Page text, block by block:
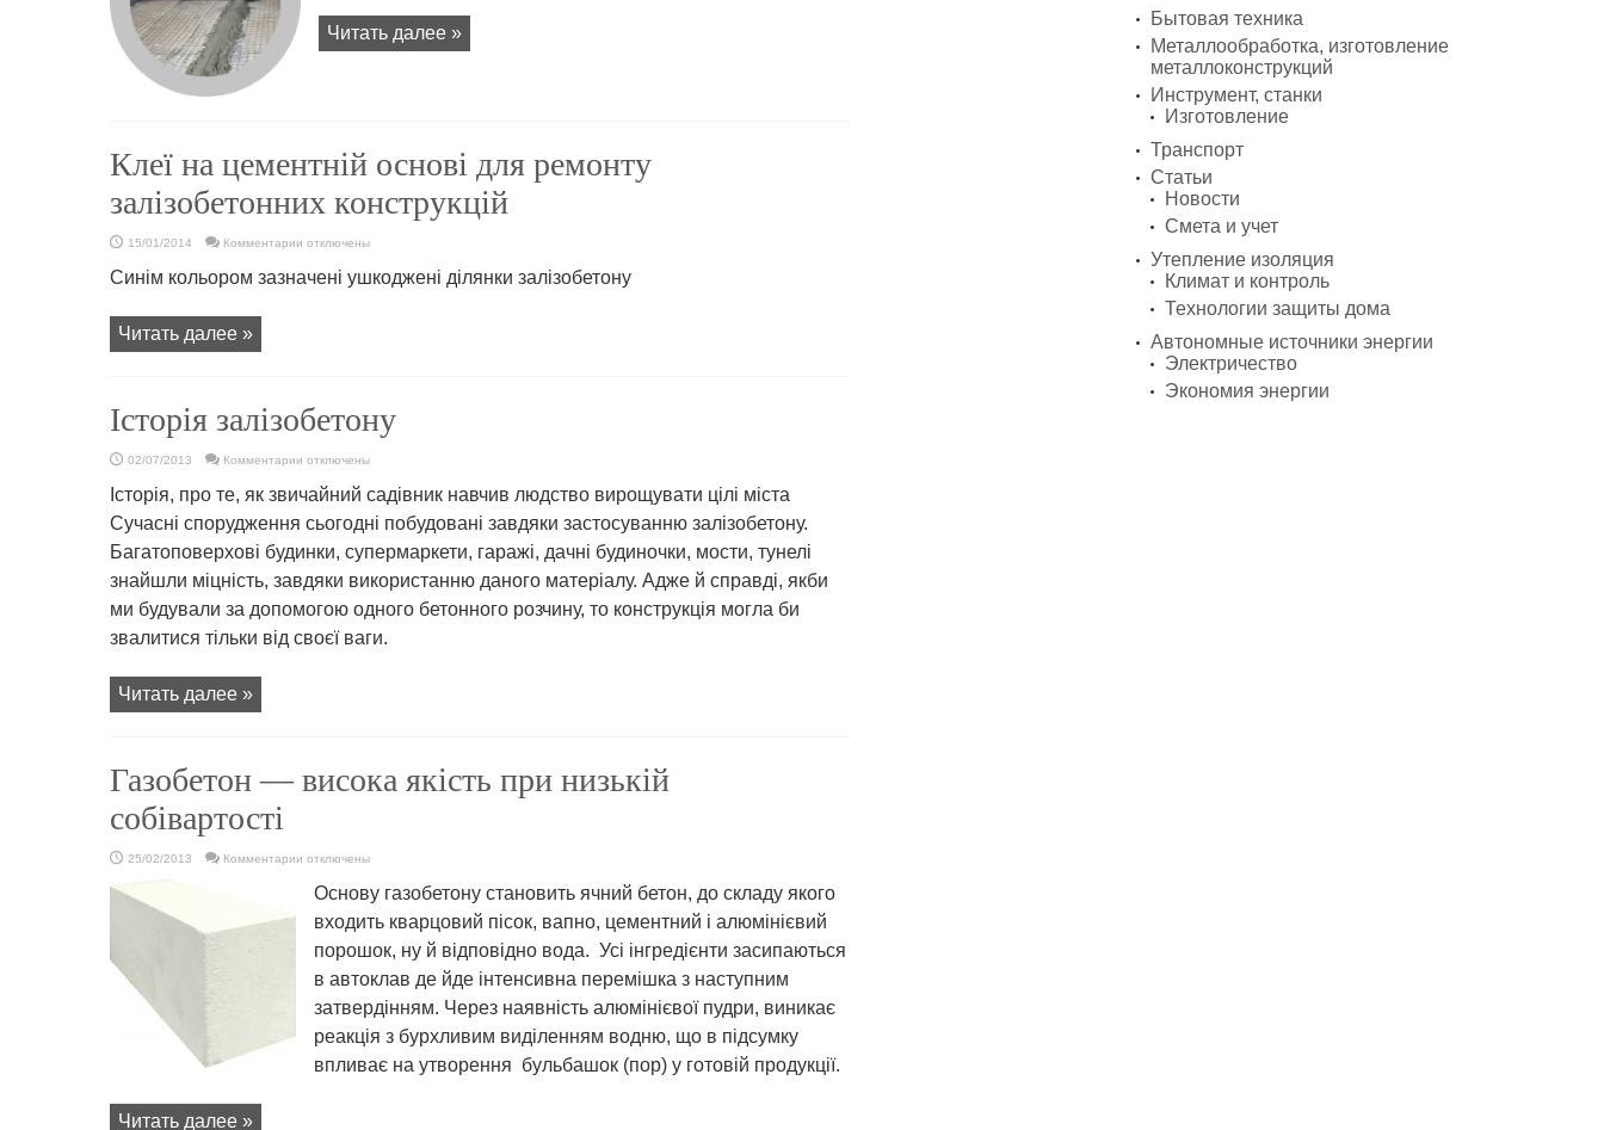
Читать далее »
Клеї на цементній основі для ремонту
залізобетонних конструкцій
15/01/2014 Комментарии
на
отключены
Синім кольором зазначені ушкоджені ділянки залізобетону
Читать далее »
Історія залізобетону
02/07/2013 Комментарии
Історія
залізобетону
отключены
Історія, про те, як звичайний садівник навчив людство вирощувати цілі міста
Сучасні спорудження сьогодні побудовані завдяки застосуванню залізобетону.
Багатоповерхові будинки, супермаркети, гаражі, дачні будиночки, мости, тунелі
знайшли міцність, завдяки використанню даного матеріалу. Адже й справді, якби
ми будували за допомогою одного бетонного розчину, то конструкція могла би
звалитися тільки від своєї ваги.
Читать далее »
Газобетон — висока якість при низькій
собівартості
25/02/2013 Комментарии
Газобетон
якість
низькій
собівартості
отключены
Основу газобетону становить ячний бетон, до складу якого
входить кварцовий пісок, вапно, цементний і алюмінієвий
порошок, ну й відповідно вода. Усі інгредієнти засипаються
в автоклав де йде інтенсивна перемішка з наступним
затвердінням. Через наявність алюмінієвої пудри, виникає
реакція з бурхливим виділенням водню, що в підсумку
впливає на утворення бульбашок (пор) у готовій продукції.
Читать далее »
Бытовая техника
Металлообработка, изготовление
металлоконструкций
Инструмент, станки
Изготовление
Транспорт
Статьи
Новости
Смета и учет
Утепление изоляция
Климат и контроль
Технологии защиты дома
Автономные источники энергии
Электричество
Экономия энергии